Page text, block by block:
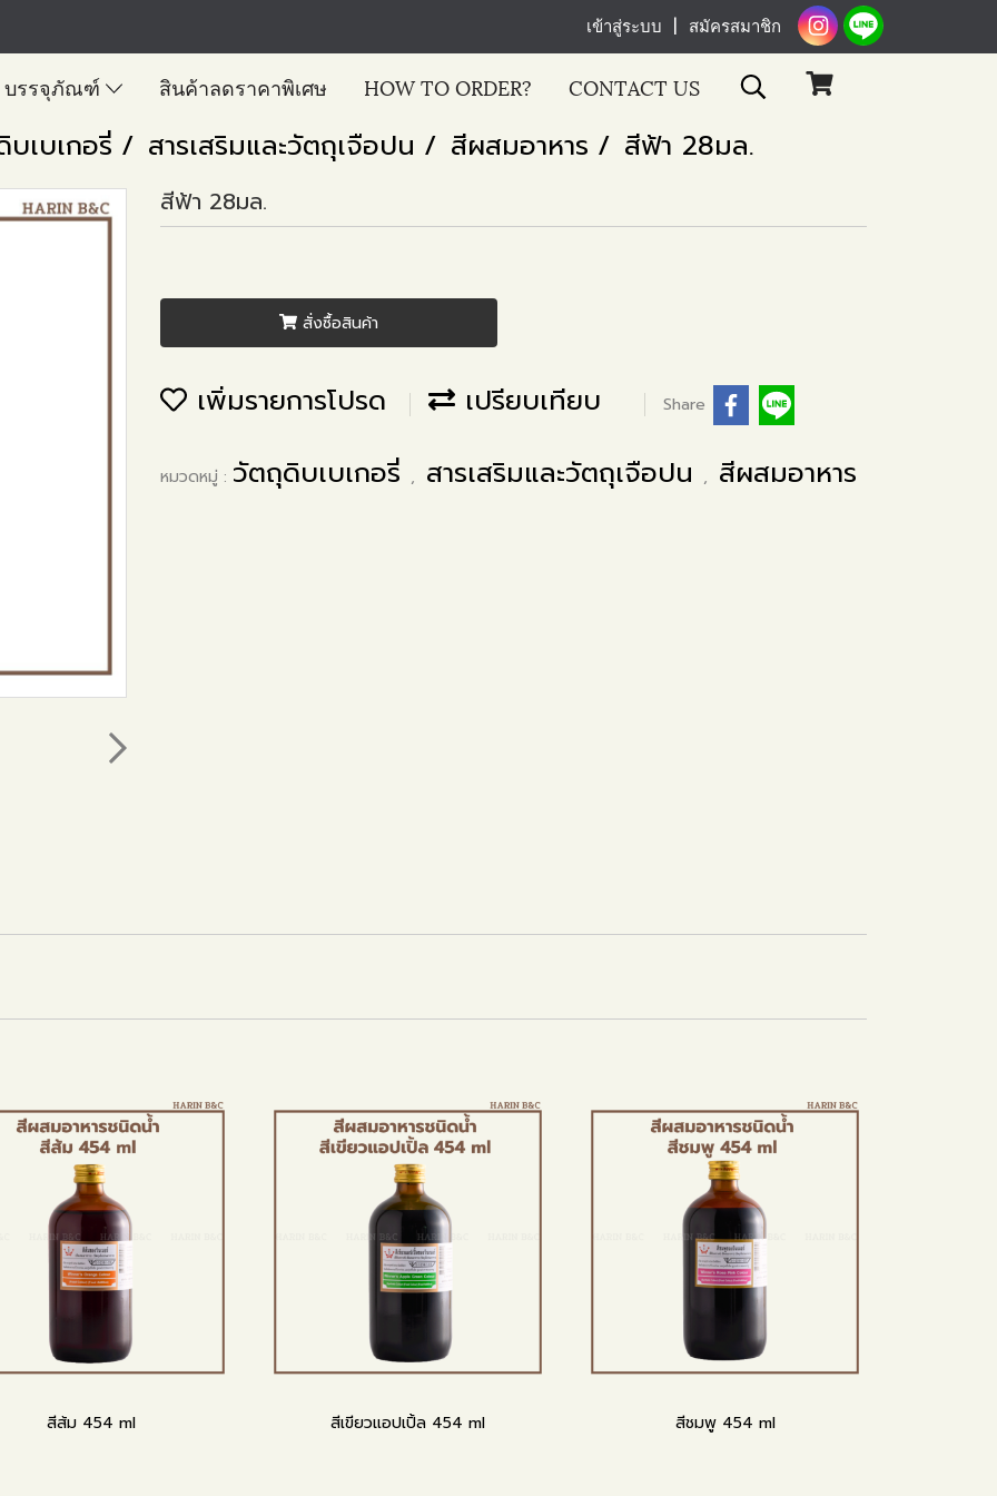
เข้าสู่ระบบ สมัครสมาชิก
บรรจุภัณฑ์ สินค้าลดราคาพิเศษ HOW TO ORDER? CONTACT US
เบเกอรี่ สารเสริมและวัตถุเจือปน สีผสมอาหาร สีฟ้า 28มล.
สีฟ้า 28มล.
สั่งซื้อสินค้า
เพิ่มรายการโปรด เปรียบเทียบ Share
หมวดหมู่ : วัตถุดิบเบเกอรี่ , สารเสริมและวัตถุเจือปน , สีผสมอาหาร
สีส้ม 454 ml สีเขียวแอปเปิ้ล 454 ml สีชมพู 454 ml